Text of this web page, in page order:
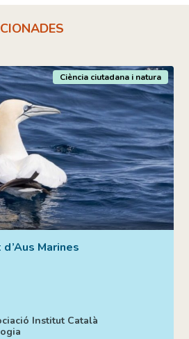
Marines
Ciència ciutadana i natura
Institut Català